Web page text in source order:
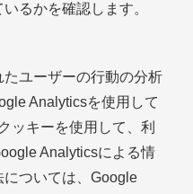
るかを確認します。
ユーザーの行動の分析
Analyticsを使用して
ッキーを使用して、利
Analyticsによる情
ついては、Google